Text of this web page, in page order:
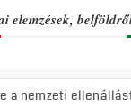
elemzések,